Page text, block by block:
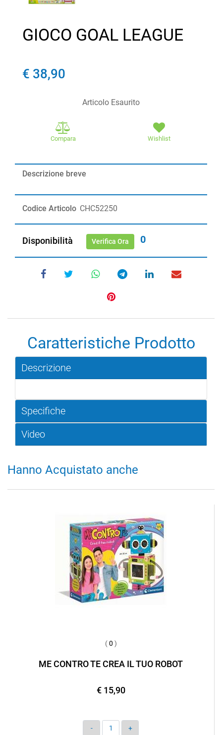
GIOCO GOAL LEAGUE
€ 38,90
Articolo Esaurito
Compara Wishlist
Descrizione breve
Codice Articolo CHC52250
Disponibilità Verifica Ora 0
Caratteristiche Prodotto
Descrizione
Specifiche
Video
Hanno Acquistato anche
(0 )
ME CONTRO TE CREA IL TUO ROBOT
€ 15,90
Quantità